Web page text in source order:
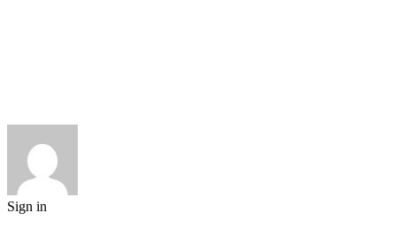
Sign in